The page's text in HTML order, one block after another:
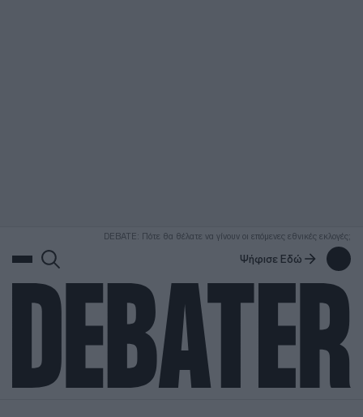
DEBATE: Πότε θα θέλατε να γίνουν οι επόμενες εθνικές εκλογές;
Ψήφισε Εδώ